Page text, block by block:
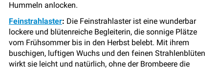
Hummeln anlocken.
Feinstrahlaster: Die Feinstrahlaster ist eine wunderbar
lockere und blütenreiche Begleiterin, die sonnige Plätze
vom Frühsommer bis in den Herbst belebt. Mit ihrem
buschigen, luftigen Wuchs und den feinen Strahlenblüten
wirkt sie leicht und natürlich, ohne der Brombeere die